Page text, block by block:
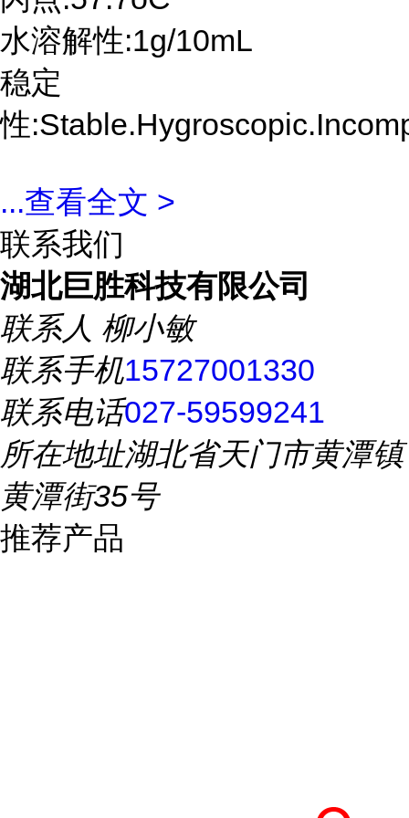
水溶解性:1g/10mL
稳定
性
...查看全文 >
联系我们
湖北巨胜科技有限公司
联系人 柳小敏
联系手机15727001330
联系电话027-59599241
所在地址湖北省天门市黄潭镇
黄潭街35号
推荐产品